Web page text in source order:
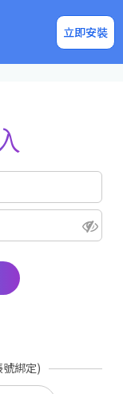
立即安裝
企業求才
綁定)